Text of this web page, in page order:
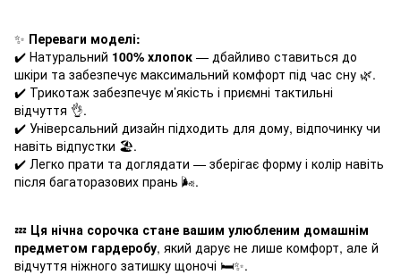
✨ Переваги моделі:
✔️ Натуральний 100% хлопок — дбайливо ставиться до
шкіри та забезпечує максимальний комфорт під час сну 🌿.
✔️ Трикотаж забезпечує м’якість і приємні тактильні
відчуття 👌.
✔️ Універсальний дизайн підходить для дому, відпочинку чи
навіть відпустки 🏖️.
✔️ Легко прати та доглядати — зберігає форму і колір навіть
після багаторазових прань 🌬️.
💤 Ця нічна сорочка стане вашим улюбленим домашнім
предметом гардеробу, який дарує не лише комфорт, але й
відчуття ніжного затишку щоночі 🛏️✨.